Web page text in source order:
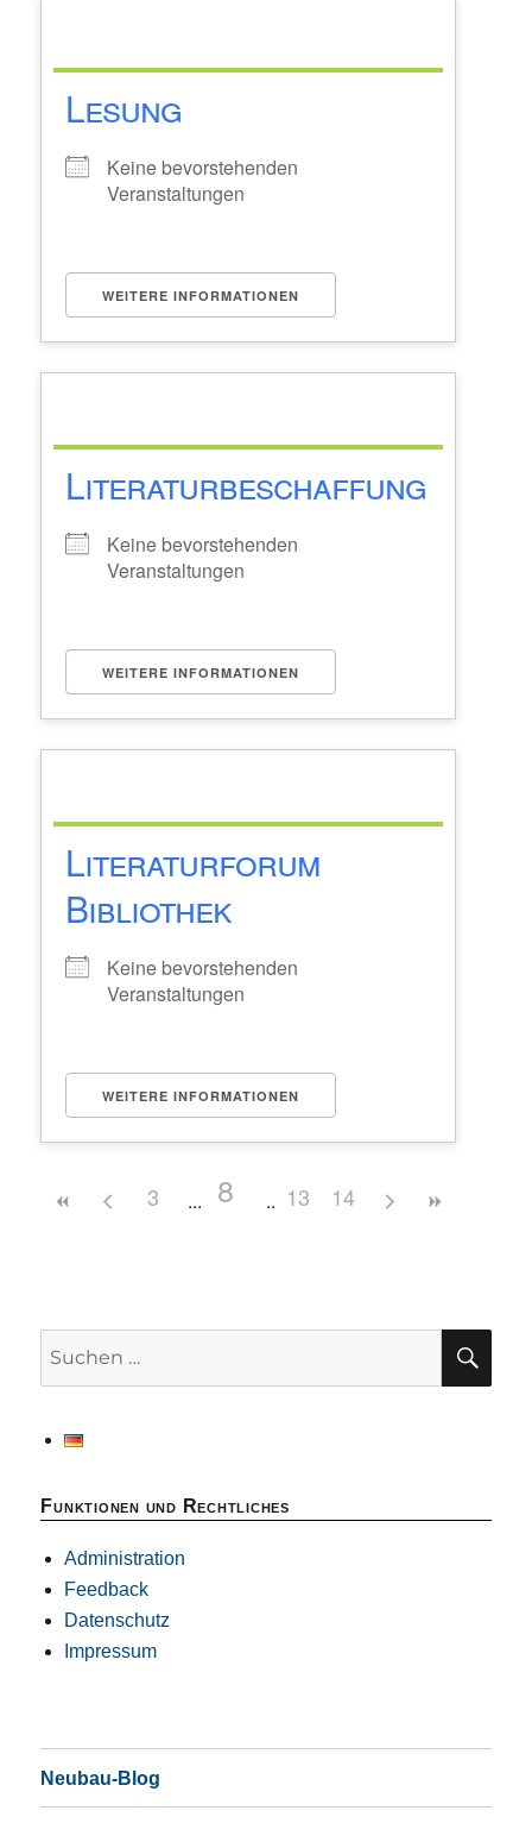
Lesung
Keine bevorstehenden
Veranstaltungen
WEITERE INFORMATIONEN
Literaturbeschaffung
Keine bevorstehenden
Veranstaltungen
WEITERE INFORMATIONEN
Literaturforum
Bibliothek
Keine bevorstehenden
Veranstaltungen
WEITERE INFORMATIONEN
3 8 13 14
Funktionen und Rechtliches
Administration
Feedback
Datenschutz
Impressum
Neubau-Blog